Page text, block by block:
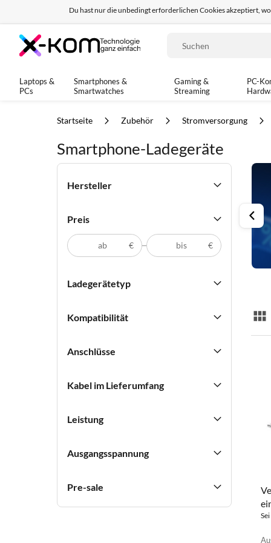
Du hast nur die unbedingt erforderlichen Cookies akzeptiert,
Seit 8 Jahren für dich da!
Laptops &
PCs
Smartphones &
Smartwatches
Gaming &
Streaming
PC-
Startseite Zubehör Stromversorgung
Smartphone-Ladegeräte
Hersteller
Preis
€ €
Ladegerätetyp
Kompatibilität
Anschlüsse
Kabel im Lieferumfang
Leistung
Ausgangsspannung
Pre-sale